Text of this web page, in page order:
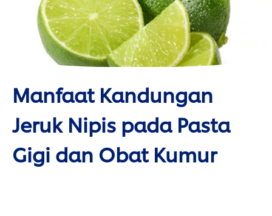
Tips Kesehatan Gigi
Professional
Pepsodent Expert
Pepsodent Ultra White
Manfaat Kandungan
Jeruk Nipis pada Pasta
Gigi dan Obat Kumur